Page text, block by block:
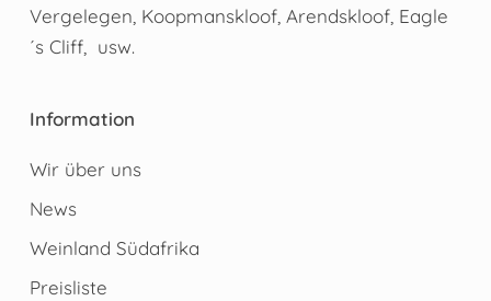
Vergelegen, Koopmanskloof, Arendskloof, Eagle
´s Cliff, usw.
Information
Wir über uns
News
Weinland Südafrika
Preisliste